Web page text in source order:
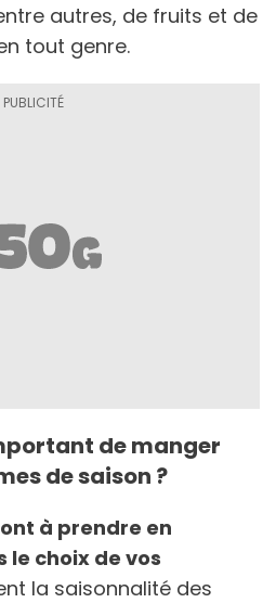
autres, de fruits et de
tout genre.
de manger
de saison ?
à prendre en
choix de vos
la saisonnalité des